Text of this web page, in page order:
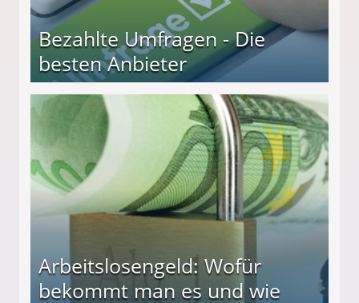
Bezahlte Umfragen - Die
besten Anbieter
Arbeitslosengeld: Wofür
bekommt man es und wie